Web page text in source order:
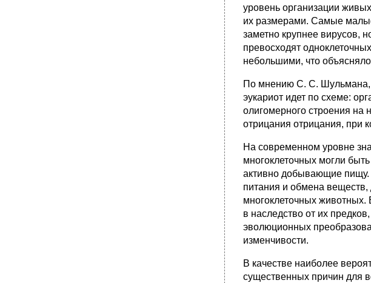
уровень организации
их размерами. Самые
заметно крупнее вирусов,
превосходят
небольшими, что
По мнению С. С. Шульмана,
эукариот идет по схеме:
олигомерного строения на
отрицания отрицания, при
На современном уровне
многоклеточных могли
активно добывающие пищу.
питания и обмена веществ,
многоклеточных животных.
в наследство от их
эволюционных
изменчивости.
В качестве наиболее
существенных причин для